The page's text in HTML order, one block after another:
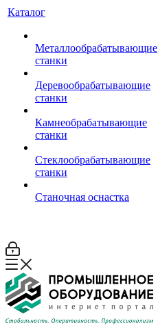
Каталог
Металлообрабатывающие
станки
Деревообрабатывающие
станки
Камнеобрабатывающие
станки
Стеклообрабатывающие
станки
Станочная оснастка